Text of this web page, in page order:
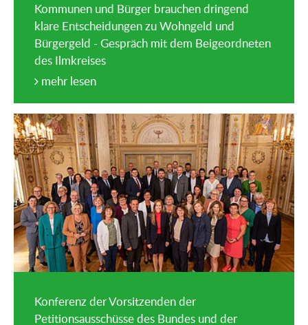
Kommunen und Bürger brauchen dringend
klare Entscheidungen zu Wohngeld und
Bürgergeld - Gespräch mit dem Beigeordneten
des Ilmkreises
mehr lesen
Konferenz der Vorsitzenden der
Petitionsausschüsse des Bundes und der